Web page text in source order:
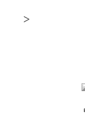
>